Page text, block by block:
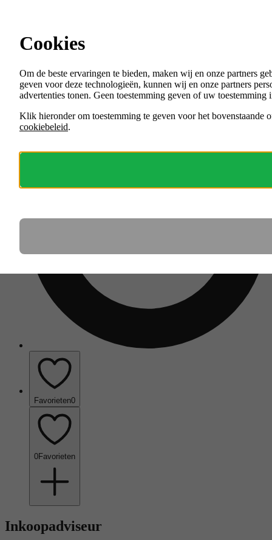
Menu
VACATURES
ORGANISATIES
Favorieten0
0Favorieten
Inkoopadviseur
Cookies
Om de beste ervaringen te bieden, maken wij en onze partners
geven voor deze technologieën, kunnen wij en onze partners
advertenties tonen. Geen toestemming geven of uw
Klik hieronder om toestemming te geven voor het bovenstaande
cookiebeleid.